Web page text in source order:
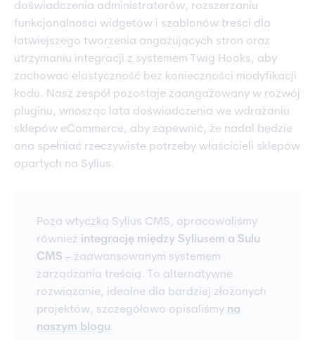
doświadczenia administratorów, rozszerzaniu
funkcjonalności widgetów i szablonów treści dla
łatwiejszego tworzenia angażujących stron oraz
utrzymaniu integracji z systemem Twig Hooks, aby
zachować elastyczność bez konieczności modyfikacji
kodu. Nasz zespół pozostaje zaangażowany w rozwój
pluginu, wnosząc lata doświadczenia we wdrażaniu
sklepów eCommerce, aby zapewnić, że nadal będzie
ona spełniać rzeczywiste potrzeby właścicieli sklepów
opartych na Sylius.
Poza wtyczką Sylius CMS, opracowaliśmy
również integrację między Syliusem a Sulu
CMS – zaawansowanym systemem
zarządzania treścią. To alternatywne
rozwiązanie, idealne dla bardziej złożonych
projektów, szczegółowo opisaliśmy na
naszym blogu.